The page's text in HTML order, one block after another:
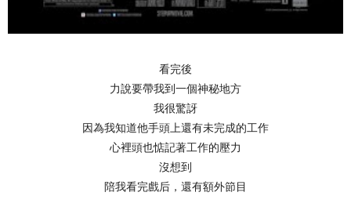
看完後
力說要帶我到一個神秘地方
我很驚訝
因為我知道他手頭上還有未完成的工作
心裡頭也惦記著工作的壓力
沒想到
陪我看完戲后，還有額外節目